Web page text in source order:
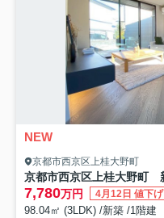
NEW
京都市西京区上桂大野町
京都市西京区上桂大野町
7,780万円 4月12日 値下げ
98.04㎡ (3LDK) /新築 /1階建